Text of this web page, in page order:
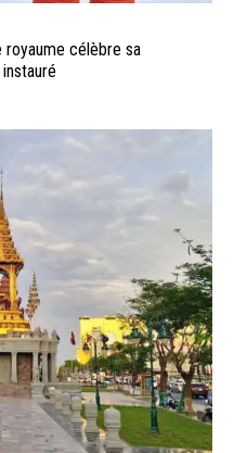
royaume célèbre sa